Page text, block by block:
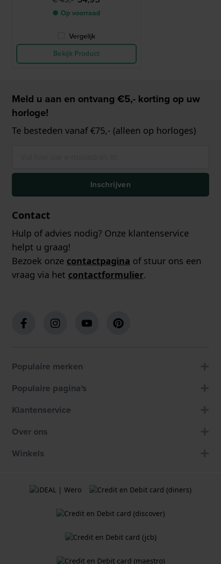
● Op voorraad
Vergelijk
Bekijk Product
Meld u aan en ontvang €5,- korting op uw
horloge!
Te besteden vanaf €75,- (alleen op horloges)
Inschrijven
Contact
Hulp of advies nodig? Onze klantenservice
helpt u graag!
Bezoek onze contactpagina of stuur ons een
vraag via het contactformulier.
Populaire merken
Populaire pagina's
Klantenservice
Over ons
Winkels